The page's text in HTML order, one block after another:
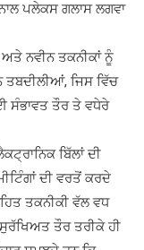
ਪਲੇਕਸ ਗਲਾਸ ਲਗਵਾ
ਨਵੀਨ ਤਕਨੀਕਾਂ ਨੂੰ
ਤਬਦੀਲੀਆਂ, ਜਿਸ ਵਿੱਚ
ਸੰਭਾਵਤ ਤੌਰ ਤੇ ਵਧੇਰੇ
ਬਿੱਲਾਂ ਦੀ
ਦੀ ਵਰਤੋਂ ਕਰਦੇ
ਤਕਨੀਕੀ ਵੱਲ ਵਧ
ਤੌਰ ਤਰੀਕੇ ਹੀ